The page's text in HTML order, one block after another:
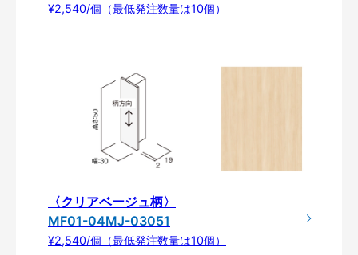
¥2,540/個（最低発注数量は10個）
〈クリアベージュ柄〉
MF01-04MJ-03051
¥2,540/個（最低発注数量は10個）